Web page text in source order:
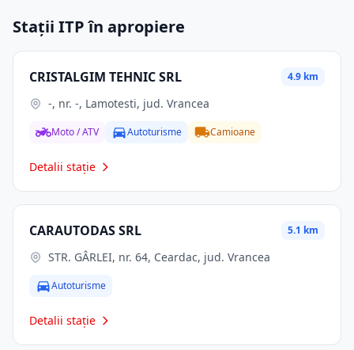
Stații ITP în apropiere
CRISTALGIM TEHNIC SRL 4.9 km
-, nr. -, Lamotesti, jud. Vrancea
Moto / ATV Autoturisme Camioane
Detalii stație
CARAUTODAS SRL 5.1 km
STR. GÂRLEI, nr. 64, Ceardac, jud. Vrancea
Autoturisme
Detalii stație